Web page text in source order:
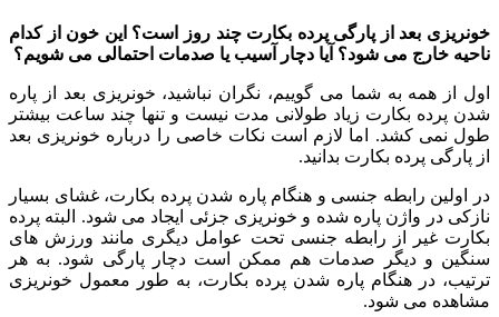
خونریزی بعد از پارگی پرده بکارت چند روز است؟ این خون از کدام
ناحیه خارج می شود؟ آیا دچار آسیب یا صدمات احتمالی می شویم؟
اول از همه به شما می گوییم، نگران نباشید، خونریزی بعد از پاره
شدن پرده بکارت زیاد طولانی مدت نیست و تنها چند ساعت بیشتر
طول نمی کشد. اما لازم است نکات خاصی را درباره خونریزی بعد
از پارگی پرده بکارت بدانید.
در اولین رابطه جنسی و هنگام پاره شدن پرده بکارت، غشای بسیار
نازکی در واژن پاره شده و خونریزی جزئی ایجاد می شود. البته پرده
بکارت غیر از رابطه جنسی تحت عوامل دیگری مانند ورزش های
سنگین و دیگر صدمات هم ممکن است دچار پارگی شود. به هر
ترتیب، در هنگام پاره شدن پرده بکارت، به طور معمول خونریزی
مشاهده می شود.